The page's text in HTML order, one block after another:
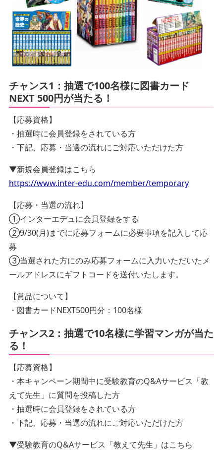
チャンス1：抽選で100名様に図書カード
NEXT 500円が当たる！
【応募資格】
・抽選時に会員登録をされている方
・下記、応募・当選の流れにご対応いただけた方
▼新規会員登録はこちら
https://www.inter-edu.com/member/temporary
【応募・当選の流れ】
①インターエデュに会員登録をする
②9/30(月)までに応募フォームに必要事項を記入して応
募
③当選された方にのみ応募フォームに入力いただいたメ
ールアドレスにギフトコードを送付いたします。
【賞品について】
・図書カードNEXT500円分：100名様
チャンス2：抽選で10名様に学習マンガが当た
る！
【応募資格】
・本キャンペーン期間中に受験教育のQ&Aサービス「教
えて先生」に質問を投稿した方
・抽選時に会員登録をされている方
・下記、応募・当選の流れにご対応いただけた方
▼受験教育のQ&Aサービス「教えて先生」はこちら